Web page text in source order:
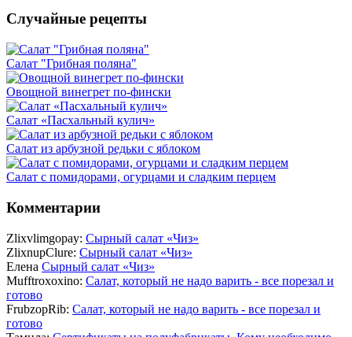
Случайные рецепты
Салат "Грибная поляна"
Овощной винегрет по-фински
Салат «Пасхальный кулич»
Салат из арбузной редьки с яблоком
Салат с помидорами, огурцами и сладким перцем
Комментарии
Zlixvlimgopay: Сырный салат «Чиз»
ZlixnupClure: Сырный салат «Чиз»
Елена Сырный салат «Чиз»
Mufftroxoxino: Салат, который не надо варить - все порезал и
готово
FrubzopRib: Салат, который не надо варить - все порезал и
готово